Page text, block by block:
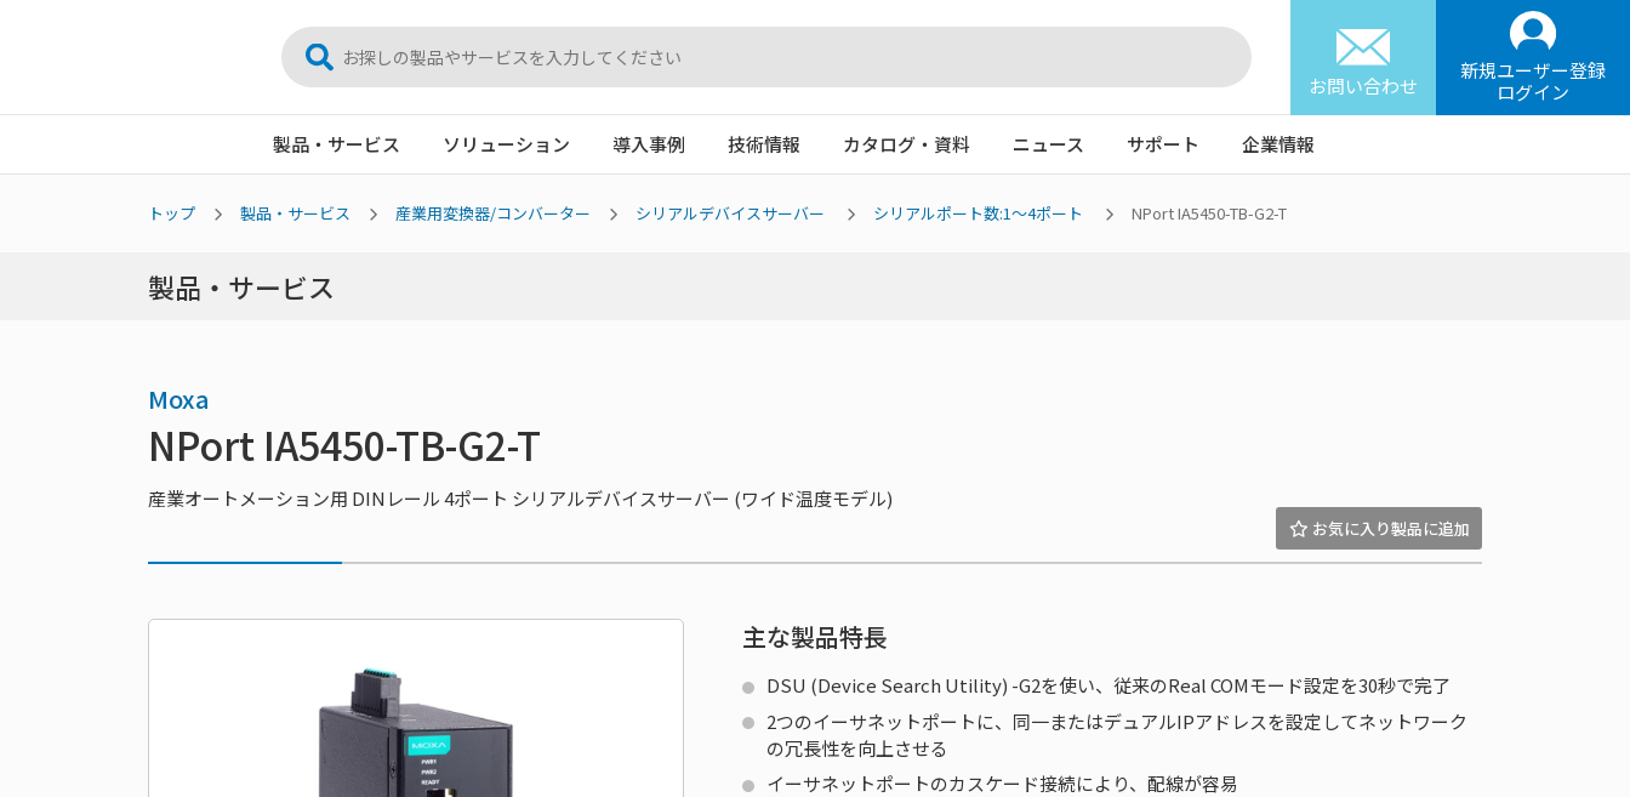
お問い合わせ
新規ユーザー登録
ログイン
製品・サービス ソリューション 導入事例 技術情報 カタログ・資料 ニュース サポート 企業情報
トップ 製品・サービス 産業用変換器/コンバーター シリアルデバイスサーバー シリアルポート数:1～4ポート NPort IA5450-TB-G2-T
製品・サービス
Moxa
NPort IA5450-TB-G2-T
産業オートメーション用 DINレール 4ポート シリアルデバイスサーバー (ワイド温度モデル)
主な製品特長
DSU (Device Search Utility) -G2を使い、従来のReal COMモード設定を30秒で完了
2つのイーサネットポートに、同一またはデュアルIPアドレスを設定してネットワーク
の冗長性を向上させる
イーサネットポートのカスケード接続により、配線が容易